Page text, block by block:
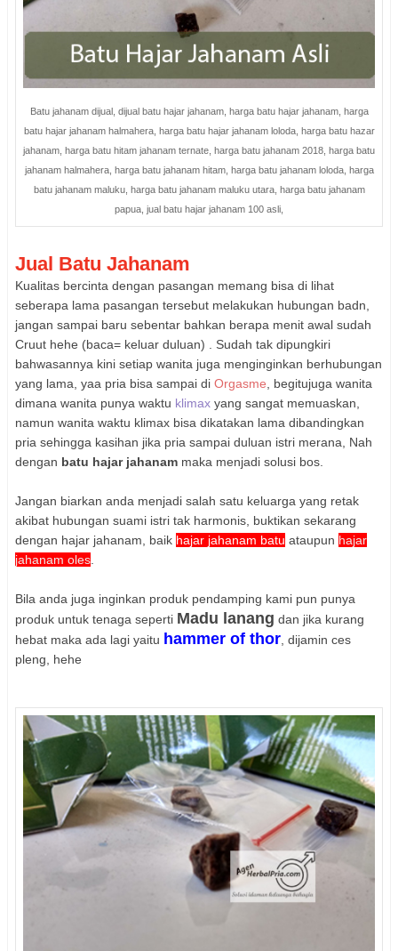
Batu jahanam dijual, dijual batu hajar jahanam, harga batu hajar jahanam, harga
batu hajar jahanam halmahera, harga batu hajar jahanam loloda, harga batu hazar
jahanam, harga batu hitam jahanam ternate, harga batu jahanam 2018, harga batu
jahanam halmahera, harga batu jahanam hitam, harga batu jahanam loloda, harga
batu jahanam maluku, harga batu jahanam maluku utara, harga batu jahanam
papua, jual batu hajar jahanam 100 asli,
Jual Batu Jahanam
Kualitas bercinta dengan pasangan memang bisa di lihat
seberapa lama pasangan tersebut melakukan hubungan badn,
jangan sampai baru sebentar bahkan berapa menit awal sudah
Cruut hehe (baca= keluar duluan) . Sudah tak dipungkiri
bahwasannya kini setiap wanita juga menginginkan berhubungan
yang lama, yaa pria bisa sampai di Orgasme , begitujuga wanita
dimana wanita punya waktu klimax yang sangat memuaskan,
namun wanita waktu klimax bisa dikatakan lama dibandingkan
pria sehingga kasihan jika pria sampai duluan istri merana, Nah
dengan batu hajar jahanam maka menjadi solusi bos.
Jangan biarkan anda menjadi salah satu keluarga yang retak
akibat hubungan suami istri tak harmonis, buktikan sekarang
dengan hajar jahanam, baik hajar jahanam batu ataupun hajar
jahanam oles
Bila anda juga inginkan produk pendamping kami pun punya
produk untuk tenaga seperti Madu lanang dan jika kurang
hebat maka ada lagi yaitu hammer of thor , dijamin ces
pleng, hehe